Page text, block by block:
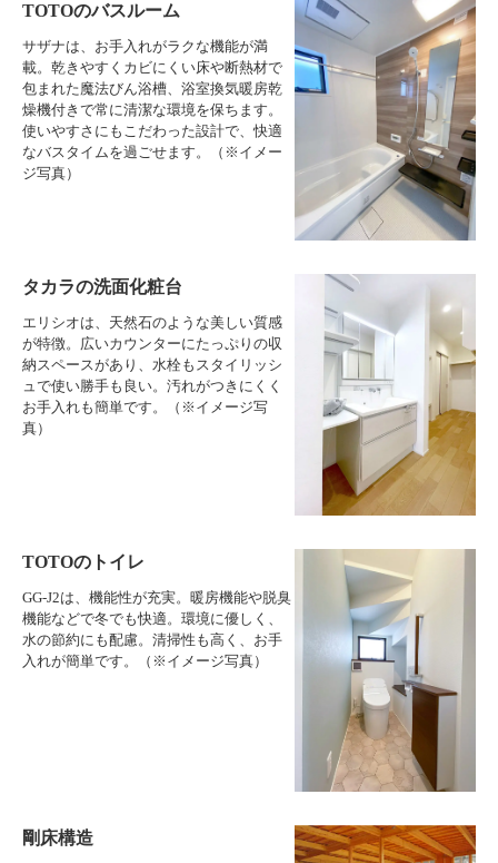
TOTOのバスルーム
サザナは、お手入れがラクな機能が満
載。乾きやすくカビにくい床や断熱材で
包まれた魔法びん浴槽、浴室換気暖房乾
燥機付きで常に清潔な環境を保ちます。
使いやすさにもこだわった設計で、快適
なバスタイムを過ごせます。（※イメー
ジ写真）
タカラの洗面化粧台
エリシオは、天然石のような美しい質感
が特徴。広いカウンターにたっぷりの収
納スペースがあり、水栓もスタイリッシ
ュで使い勝手も良い。汚れがつきにくく
お手入れも簡単です。（※イメージ写
真）
TOTOのトイレ
GG-J2は、機能性が充実。暖房機能や脱臭
機能などで冬でも快適。環境に優しく、
水の節約にも配慮。清掃性も高く、お手
入れが簡単です。（※イメージ写真）
剛床構造